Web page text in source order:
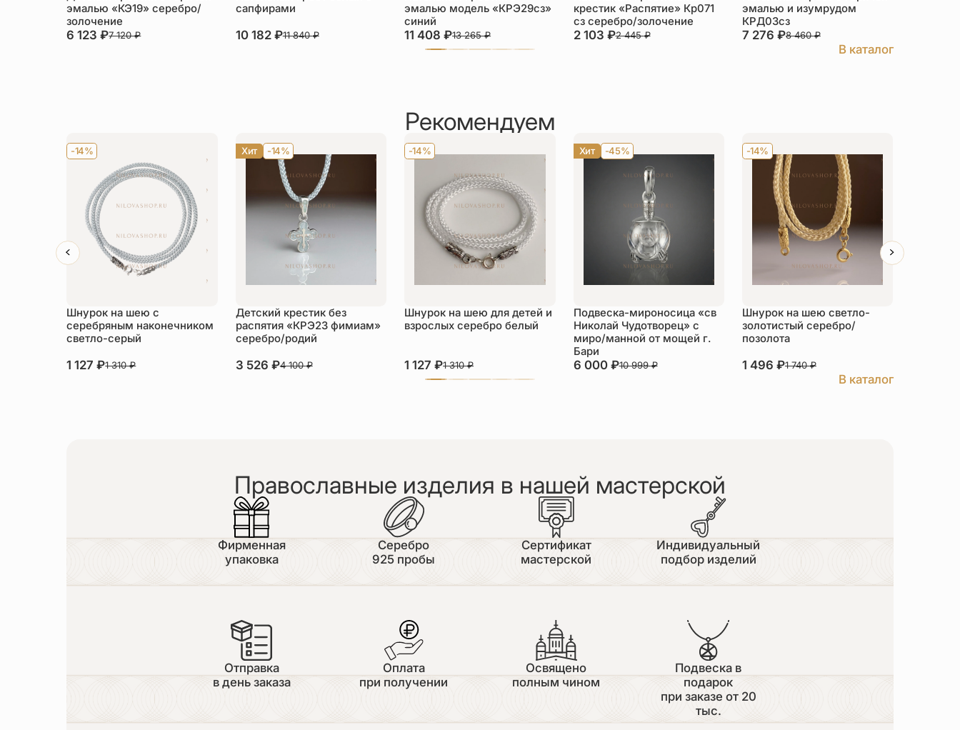
эмалью «КЭ19» серебро/
золочение
6 123₽7 120₽
сапфирами
10 182 ₽11 840₽
эмалью модель «КРЭ29сз»
синий
11 408₽13 265₽
крестик «Распятие» Кр071
сз серебро/золочение
2 103 ₽2 445₽
эмалью и изумрудом
КРД03сз
7 276 ₽8 460₽
В каталог
Рекомендуем
-14%
Шнурок на шею с
серебряным наконечником
светло-серый
1 127₽1 310₽
Хит -14%
Детский крестик без
распятия «КРЭ23 фимиам»
серебро/родий
3 526 ₽4 100₽
-14%
Шнурок на шею для детей и
взрослых серебро белый
1 127₽1 310₽
Хит -45%
Подвеска-мироносица «св
Николай Чудотворец» с
миро/манной от мощей г.
Бари
6 000 ₽10 999₽
-14%
Шнурок на шею светло-
золотистый серебро/
позолота
1 496 ₽1 740₽
В каталог
Православные изделия в нашей мастерской
Фирменная
упаковка
Серебро
925 пробы
Сертификат
мастерской
Индивидуальный
подбор изделий
Отправка
в день заказа
Оплата
при получении
Освящено
полным чином
Подвеска в
подарок
при заказе от 20
тыс.